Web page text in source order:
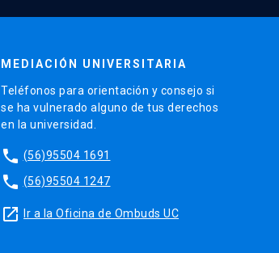
MEDIACIÓN UNIVERSITARIA
Teléfonos para orientación y consejo si
se ha vulnerado alguno de tus derechos
en la universidad.
phone (56)95504 1691
phone (56)95504 1247
launch Ir a la Oficina de Ombuds UC